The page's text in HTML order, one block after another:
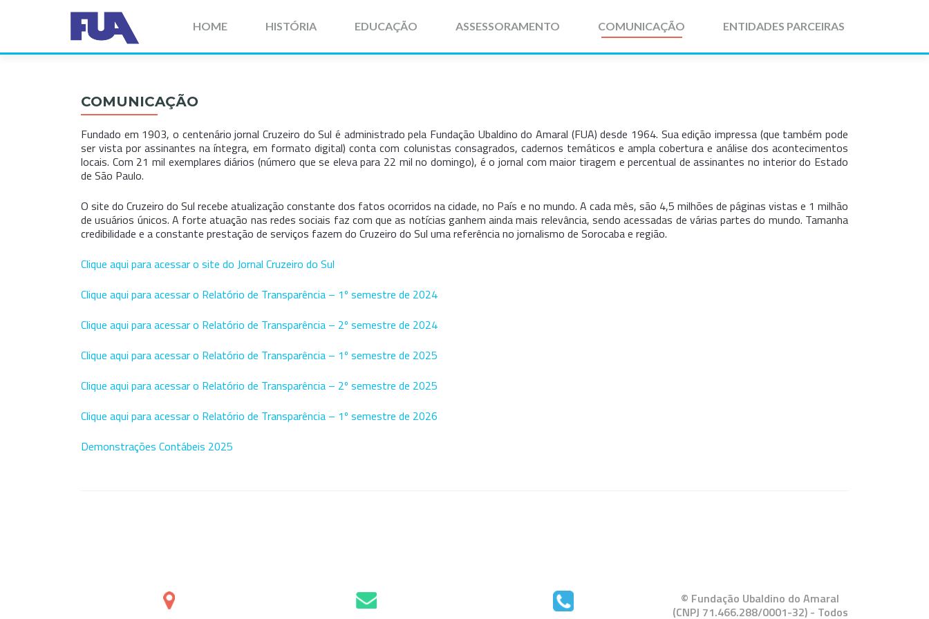
para
conteúdo
HOME HISTÓRIA EDUCAÇÃO ASSESSORAMENTO COMUNICAÇÃO ENTIDADES PARCEIRAS
COMUNICAÇÃO
Fundado em 1903, o centenário jornal Cruzeiro do Sul é administrado pela Fundação Ubaldino do Amaral (FUA) desde 1964. Sua edição impressa (que também pode
ser vista por assinantes na íntegra, em formato digital) conta com colunistas consagrados, cadernos temáticos e ampla cobertura e análise dos acontecimentos
locais. Com 21 mil exemplares diários (número que se eleva para 22 mil no domingo), é o jornal com maior tiragem e percentual de assinantes no interior do Estado
de São Paulo.
O site do Cruzeiro do Sul recebe atualização constante dos fatos ocorridos na cidade, no País e no mundo. A cada mês, são 4,5 milhões de páginas vistas e 1 milhão
de usuários únicos. A forte atuação nas redes sociais faz com que as notícias ganhem ainda mais relevância, sendo acessadas de várias partes do mundo. Tamanha
credibilidade e a constante prestação de serviços fazem do Cruzeiro do Sul uma referência no jornalismo de Sorocaba e região.
Clique aqui para acessar o site do Jornal Cruzeiro do Sul
Clique aqui para acessar o Relatório de Transparência – 1º semestre de 2024
Clique aqui para acessar o Relatório de Transparência – 2º semestre de 2024
Clique aqui para acessar o Relatório de Transparência – 1º semestre de 2025
Clique aqui para acessar o Relatório de Transparência – 2º semestre de 2025
Clique aqui para acessar o Relatório de Transparência – 1º semestre de 2026
Demonstrações Contábeis 2025
© Fundação Ubaldino do Amaral
(CNPJ 71.466.288/0001-32) - Todos